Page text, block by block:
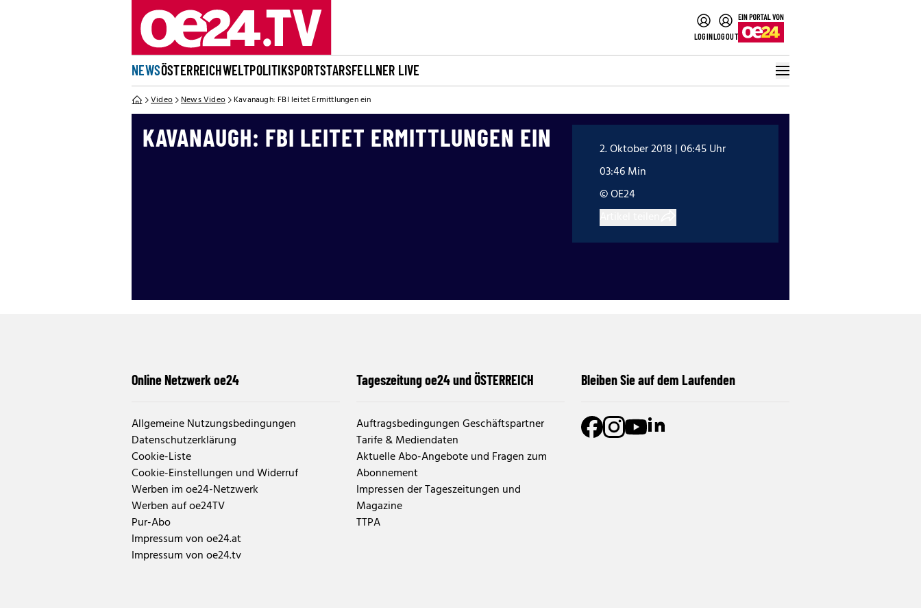
LOGINLOGOUT
NEWSÖSTERREICHWELTPOLITIKSPORTSTARSFELLNER LIVE
Video News Video Kavanaugh: FBI leitet Ermittlungen ein
KAVANAUGH: FBI LEITET ERMITTLUNGEN EIN
2. Oktober 2018 | 06:45 Uhr
03:46 Min
© OE24
Online Netzwerk oe24
Allgemeine Nutzungsbedingungen
Datenschutzerklärung
Cookie-Liste
Cookie-Einstellungen und Widerruf
Werben im oe24-Netzwerk
Werben auf oe24TV
Pur-Abo
Impressum von oe24.at
Impressum von oe24.tv
Tageszeitung oe24 und ÖSTERREICH
Auftragsbedingungen Geschäftspartner
Tarife & Mediendaten
Aktuelle Abo-Angebote und Fragen zum
Abonnement
Impressen der Tageszeitungen und
Magazine
TTPA
Bleiben Sie auf dem Laufenden